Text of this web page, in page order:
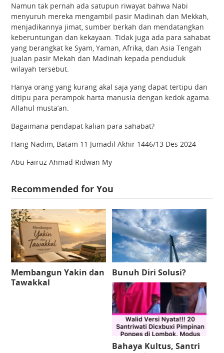
Namun tak pernah ada satupun riwayat bahwa Nabi
menyuruh mereka mengambil pasir Madinah dan Mekkah,
menjadikannya jimat, sumber berkah dan mendatangkan
keberuntungan dan kekayaan. Tidak juga ada para sahabat
yang berangkat ke Syam, Yaman, Afrika, dan Asia Tengah
jualan pasir Mekah dan Madinah kepada penduduk
wilayah tersebut.
Hanya orang yang kurang akal saja yang dapat tertipu dan
ditipu para perampok harta manusia dengan kedok agama.
Allahul musta’an.
Bagaimana pendapat kalian para sahabat?
Hang Nadim, Batam 11 Jumadil Akhir 1446/13 Des 2024
Abu Fairuz Ahmad Ridwan My
Recommended for You
Membangun Yakin dan
Tawakkal
Bunuh Diri Solusi?
Bahaya Kultus, Santri